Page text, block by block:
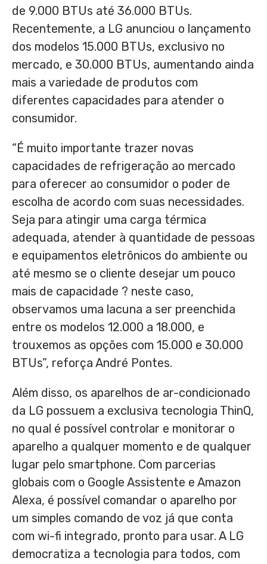
de 9.000 BTUs até 36.000 BTUs.
Recentemente, a LG anunciou o lançamento
dos modelos 15.000 BTUs, exclusivo no
mercado, e 30.000 BTUs, aumentando ainda
mais a variedade de produtos com
diferentes capacidades para atender o
consumidor.
“É muito importante trazer novas
capacidades de refrigeração ao mercado
para oferecer ao consumidor o poder de
escolha de acordo com suas necessidades.
Seja para atingir uma carga térmica
adequada, atender à quantidade de pessoas
e equipamentos eletrônicos do ambiente ou
até mesmo se o cliente desejar um pouco
mais de capacidade ? neste caso,
observamos uma lacuna a ser preenchida
entre os modelos 12.000 a 18.000, e
trouxemos as opções com 15.000 e 30.000
BTUs”, reforça André Pontes.
Além disso, os aparelhos de ar-condicionado
da LG possuem a exclusiva tecnologia ThinQ,
no qual é possível controlar e monitorar o
aparelho a qualquer momento e de qualquer
lugar pelo smartphone. Com parcerias
globais com o Google Assistente e Amazon
Alexa, é possível comandar o aparelho por
um simples comando de voz já que conta
com wi-fi integrado, pronto para usar. A LG
democratiza a tecnologia para todos, com